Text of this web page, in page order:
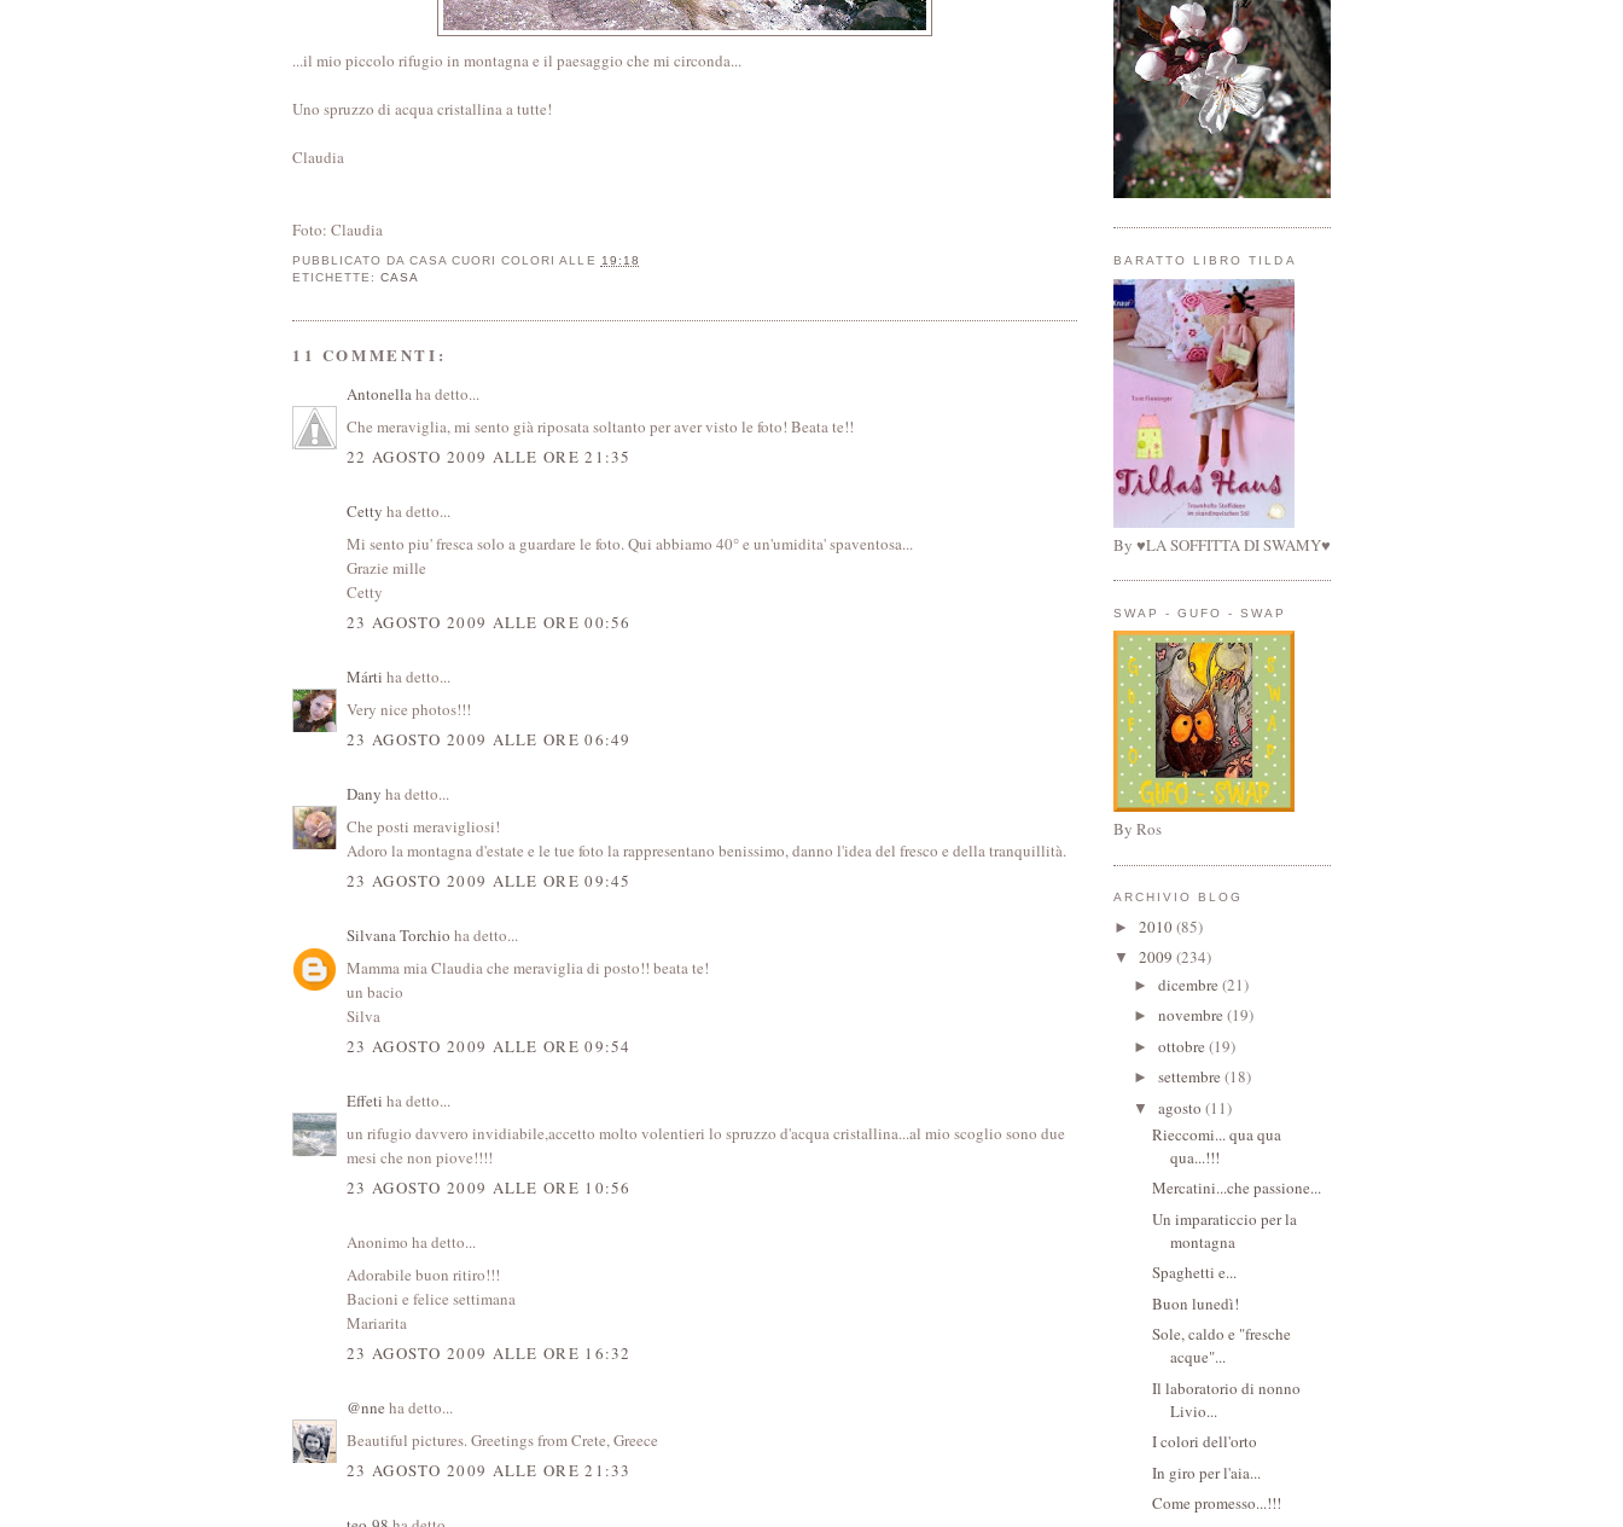
...il mio piccolo rifugio in montagna e il paesaggio che mi circonda...
Uno spruzzo di acqua cristallina a tutte!
Claudia
Foto: Claudia
PUBBLICATO DACASA CUORI COLORI ALLE 19:18
ETICHETTE:CASA
11 COMMENTI:
Antonellaha detto...
Che meraviglia, mi sento già riposata soltanto per aver visto le foto! Beata te!!
22 AGOSTO 2009 ALLE ORE 21:35
Cetty ha detto...
Mi sento piu' fresca solo a guardare le foto. Qui abbiamo 40° e un'umidita' spaventosa...
Grazie mille
Cetty
23 AGOSTO 2009 ALLE ORE 00:56
Márti ha detto...
Very nice photos!!!
23 AGOSTO 2009 ALLE ORE 06:49
Dany ha detto...
Che posti meravigliosi!
Adoro la montagna d'estate e le tue foto la rappresentano benissimo, danno l'idea del fresco e della tranquillità.
23 AGOSTO 2009 ALLE ORE 09:45
Silvana Torchio ha detto...
Mamma mia Claudia che meraviglia di posto!! beata te!
un bacio
Silva
23 AGOSTO 2009 ALLE ORE 09:54
Effeti ha detto...
un rifugio davvero invidiabile,accetto molto volentieri lo spruzzo d'acqua cristallina...al mio scoglio sono due
mesi che non piove!!!!
23 AGOSTO 2009 ALLE ORE 10:56
Anonimo ha detto...
Adorabile buon ritiro!!!
Bacioni e felice settimana
Mariarita
23 AGOSTO 2009 ALLE ORE 16:32
@nne ha detto...
Beautiful pictures. Greetings from Crete, Greece
23 AGOSTO 2009 ALLE ORE 21:33
BARATTO LIBRO TILDA
By ♥LA SOFFITTA DI SWAMY♥
SWAP - GUFO - SWAP
By Ros
ARCHIVIO BLOG
► 2010(85)
▼ 2009 (234)
► dicembre (21)
► novembre (19)
► ottobre (19)
► settembre (18)
▼ agosto (11)
Rieccomi... qua qua
qua...!!!
Mercatini...che passione...
Un imparaticcio per la
montagna
Spaghetti e...
Buon lunedì!
Sole, caldo e "fresche
acque"...
Il laboratorio di nonno
Livio...
I colori dell'orto
In giro per l'aia...
Come promesso...!!!